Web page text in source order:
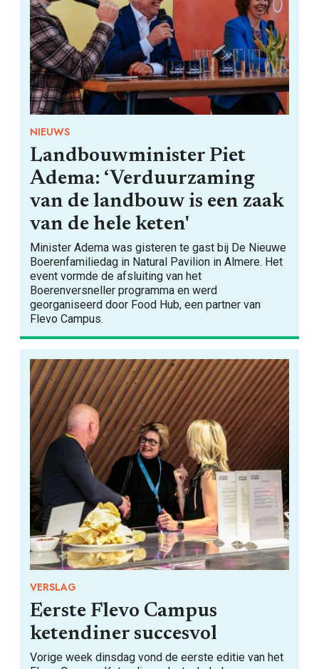
NIEUWS
Landbouwminister Piet
Adema: ‘Verduurzaming
van de landbouw is een zaak
van de hele keten'
Minister Adema was gisteren te gast bij De Nieuwe
Boerenfamiliedag in Natural Pavilion in Almere. Het
event vormde de afsluiting van het
Boerenversneller programma en werd
georganiseerd door Food Hub, een partner van
Flevo Campus.
VERSLAG
Eerste Flevo Campus
ketendiner succesvol
Vorige week dinsdag vond de eerste editie van het